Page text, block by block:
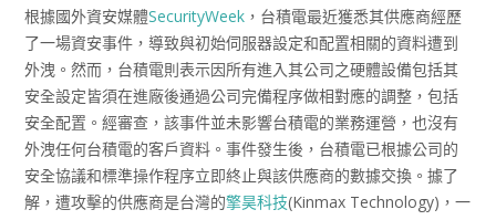
根據國外資安媒體SecurityWeek ，台積電最近獲悉其供應商經歷
了一場資安事件，導致與初始伺服器設定和配置相關的資料遭到
外洩。然而，台積電則表示因所有進入其公司之硬體設備包括其
安全設定皆須在進廠後通過公司完備程序做相對應的調整，包括
安全配置。經審查，該事件並未影響台積電的業務運營，也沒有
外洩任何台積電的客戶資料。事件發生後，台積電已根據公司的
安全協議和標準操作程序立即終止與該供應商的數據交換。據了
解，遭攻擊的供應商是台灣的擎昊科技(Kinmax Technology)，一